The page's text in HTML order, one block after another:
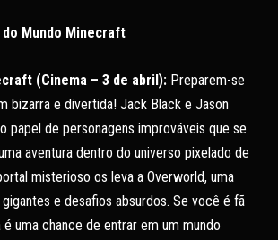
Mundo Minecraft
(Cinema – 3 de abril): Preparem-se
bizarra e divertida! Jack Black e Jason
papel de personagens improváveis que se
aventura dentro do universo pixelado de
misterioso os leva a Overworld, uma
e desafios absurdos. Se você é fã
uma chance de entrar em um mundo